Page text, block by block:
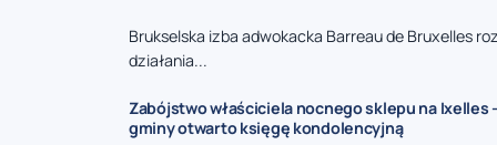
Brukselska izba adwokacka Barreau de Bruxelles
działania...
Zabójstwo właściciela nocnego sklepu na Ixelles
gminy otwarto księgę kondolencyjną